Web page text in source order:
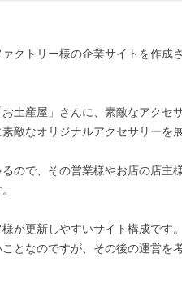
クトリー様の企業サイトを作成
土産屋」さんに、素敵なアクセ
敵なオリジナルアクセサリーを
ので、その営業様やお店の店主
が更新しやすいサイト構成です。
となのですが、その後の運営を